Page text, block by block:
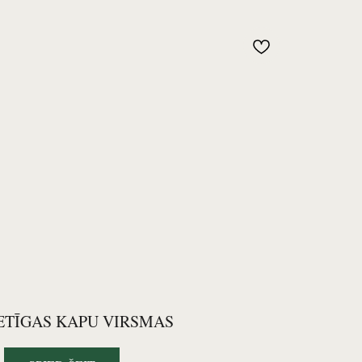
KAPU VIRSMAS